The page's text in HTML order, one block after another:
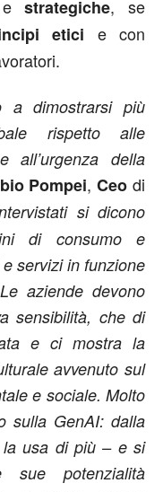
estrategiche, se
etici e con
a dimostrarsi più
rispetto alle
all’urgenza della
Pompei,Ceodi
si dicono
di consumo e
servizi in funzione
aziende devono
sensibilità, che di
e ci mostra la
avvenuto sul
e sociale. Molto
sulla GenAI: dalla
la usa di più – e si
sue potenzialità